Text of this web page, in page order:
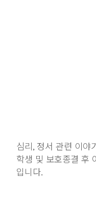
심리, 정서 관련 이야
학생 및 보호종결 후
입니다.